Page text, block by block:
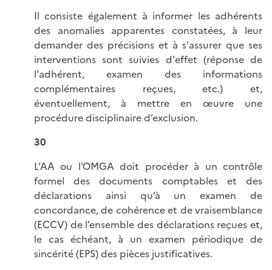
Il consiste également à informer les adhérents
des anomalies apparentes constatées, à leur
demander des précisions et à s'assurer que ses
interventions sont suivies d'effet (réponse de
l'adhérent, examen des informations
complémentaires reçues, etc.) et,
éventuellement, à mettre en œuvre une
procédure disciplinaire d’exclusion.
30
L’AA ou l'OMGA doit procéder à un contrôle
formel des documents comptables et des
déclarations ainsi qu’à un examen de
concordance, de cohérence et de vraisemblance
(ECCV) de l’ensemble des déclarations reçues et,
le cas échéant, à un examen périodique de
sincérité (EPS) des pièces justificatives.